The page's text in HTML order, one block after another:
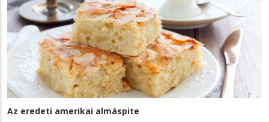
Az eredeti amerikai almáspite